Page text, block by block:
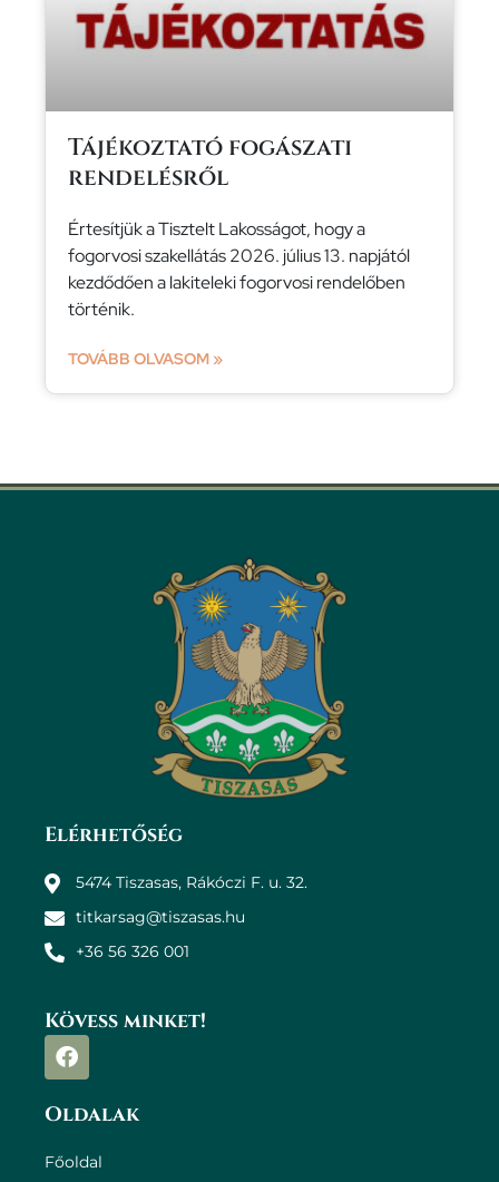
Tájékoztató fogászati
rendelésről
Értesítjük a Tisztelt Lakosságot, hogy a
fogorvosi szakellátás 2026. július 13. napjától
kezdődően a lakiteleki fogorvosi rendelőben
történik.
TOVÁBB OLVASOM »
Elérhetőség
5474 Tiszasas, Rákóczi F. u. 32.
titkarsag@tiszasas.hu
+36 56 326 001
Kövess minket!
Oldalak
Főoldal